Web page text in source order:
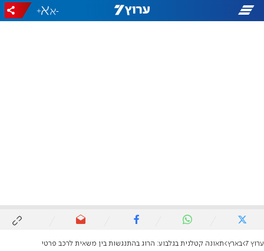
-
+
ערוץ 7 בארץ תאונה קטלנית בגלבוע: הרוג בהתנגשות בין משאית לרכב פרטי